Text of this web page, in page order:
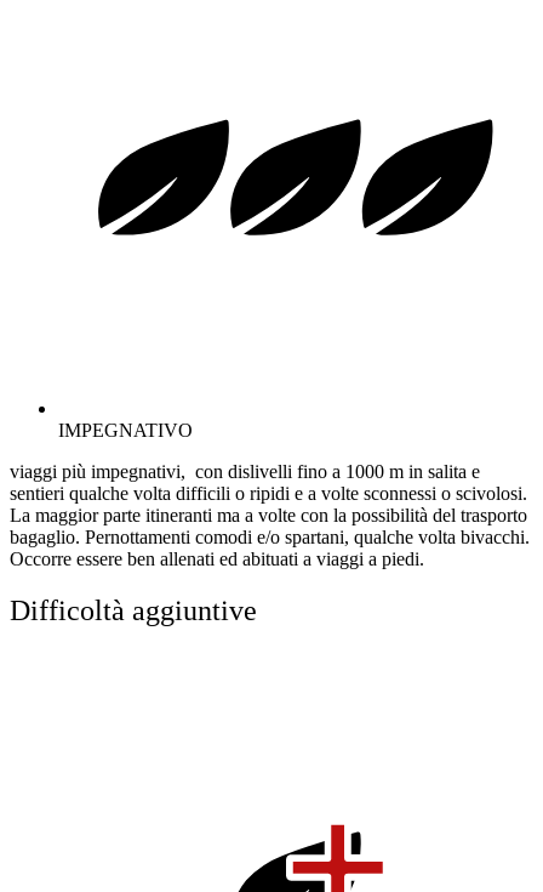
IMPEGNATIVO
viaggi più impegnativi, con dislivelli fino a 1000 m in salita e
sentieri qualche volta difficili o ripidi e a volte sconnessi o scivolosi.
La maggior parte itineranti ma a volte con la possibilità del trasporto
bagaglio. Pernottamenti comodi e/o spartani, qualche volta bivacchi.
Occorre essere ben allenati ed abituati a viaggi a piedi.
Difficoltà aggiuntive